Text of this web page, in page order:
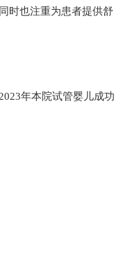
时也注重为患者提供舒
年本院试管婴儿成功